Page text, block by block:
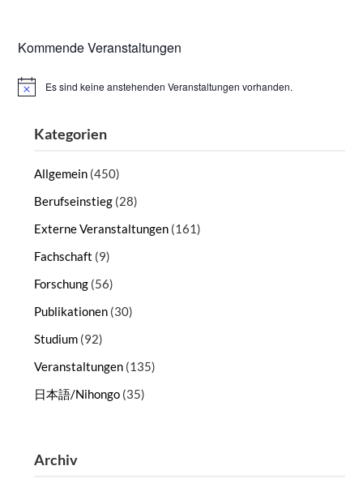
Kommende Veranstaltungen
HinweisEs sind keine anstehenden Veranstaltungen vorhanden.
Kategorien
Allgemein (450)
Berufseinstieg (28)
Externe Veranstaltungen (161)
Fachschaft (9)
Forschung (56)
Publikationen (30)
Studium (92)
Veranstaltungen (135)
日本語/Nihongo (35)
Archiv